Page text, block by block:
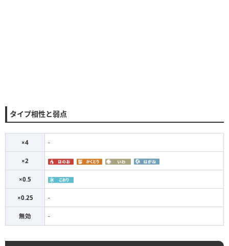
タイプ相性と弱点
×4 -
×2
×0.5
×0.25 -
無効 -